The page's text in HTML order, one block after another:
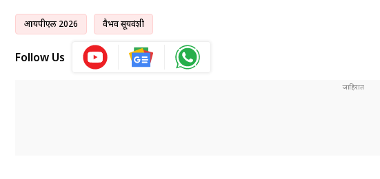
आयपीएल 2026 वैभव सूर्यवंशी
Follow Us